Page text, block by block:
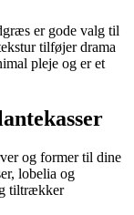
er gode valg til
tilføjer drama
pleje og er et
og former til dine
lobelia og
tiltrækker